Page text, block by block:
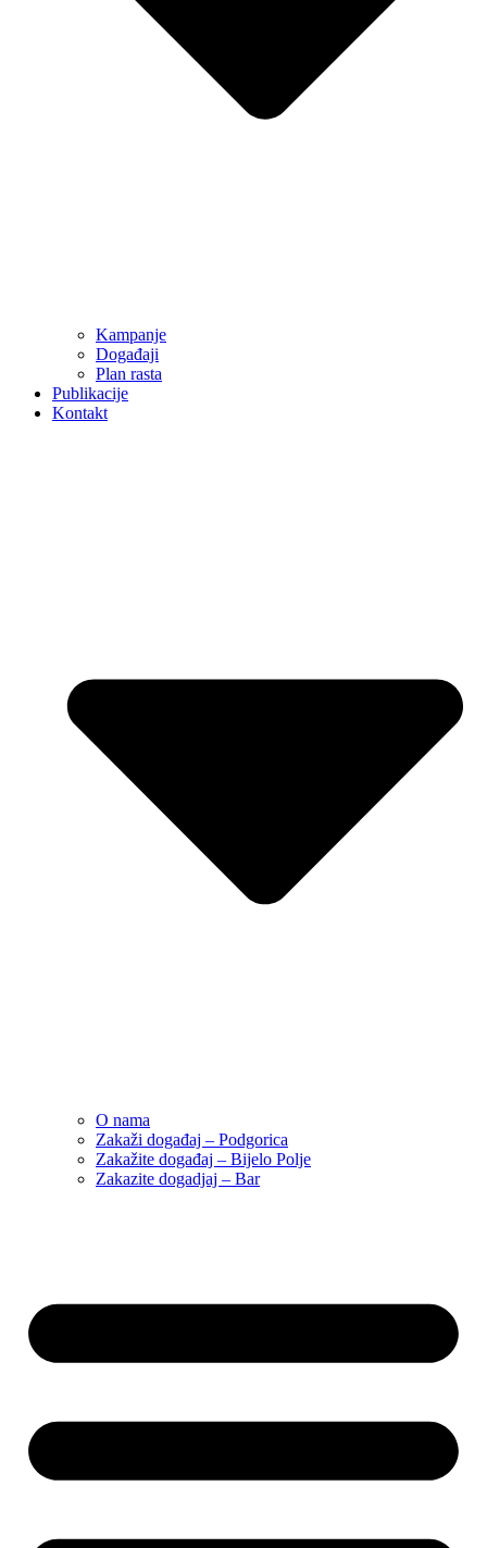
Kampanje
Događaji
Plan rasta
Publikacije
Kontakt
O nama
Zakaži događaj – Podgorica
Zakažite događaj – Bijelo Polje
Zakazite dogadjaj – Bar